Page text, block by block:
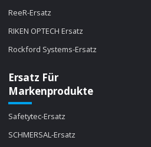
ReeR-Ersatz
RIKEN OPTECH Ersatz
Rockford Systems-Ersatz
Ersatz Für
Markenprodukte
Safetytec-Ersatz
SCHMERSAL-Ersatz